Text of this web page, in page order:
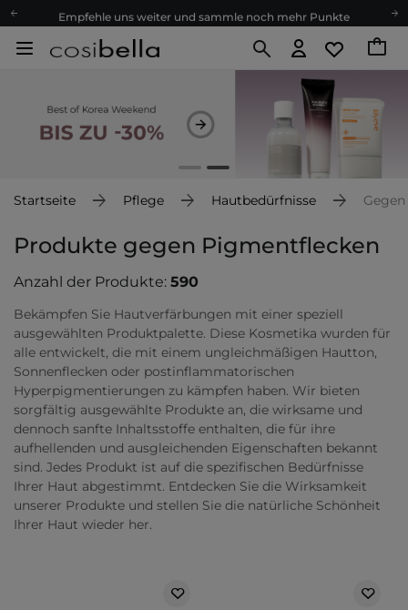
Empfehle uns weiter und sammle noch mehr Punkte
Kostenloser Versand ab 60 €
Versand nach Deutschland und Österreich
Treueprogramm
Empfehle uns weiter und sammle noch mehr Punkte
Kostenloser Versand ab 60 €
Startseite Pflege Hautbedürfnisse
Produkte gegen Pigmentflecken
Anzahl der Produkte: 590
Bekämpfen Sie Hautverfärbungen mit einer speziell
ausgewählten Produktpalette. Diese Kosmetika wurden für
alle entwickelt, die mit einem ungleichmäßigen Hautton,
Sonnenflecken oder postinflammatorischen
Hyperpigmentierungen zu kämpfen haben. Wir bieten
sorgfältig ausgewählte Produkte an, die wirksame und
dennoch sanfte Inhaltsstoffe enthalten, die für ihre
aufhellenden und ausgleichenden Eigenschaften bekannt
sind. Jedes Produkt ist auf die spezifischen Bedürfnisse
Ihrer Haut abgestimmt. Entdecken Sie die Wirksamkeit
unserer Produkte und stellen Sie die natürliche Schönheit
Ihrer Haut wieder her.